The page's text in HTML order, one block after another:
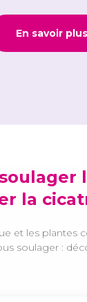
En savoir plus
la
et les plantes
soulager :